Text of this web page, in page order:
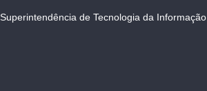
Superintendência de Tecnologia da Informação